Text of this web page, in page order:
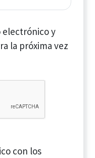
electrónico y
la próxima vez
con los